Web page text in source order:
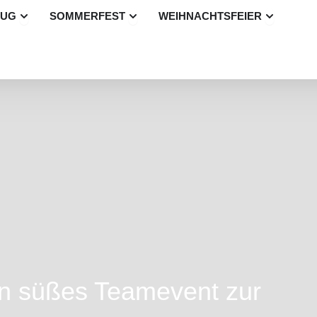
Öffne Betriebsausflug
SOMMERFEST Öffne Sommerfest
WEIHNACHTSFEIER Öffne
süßes Teamevent zur